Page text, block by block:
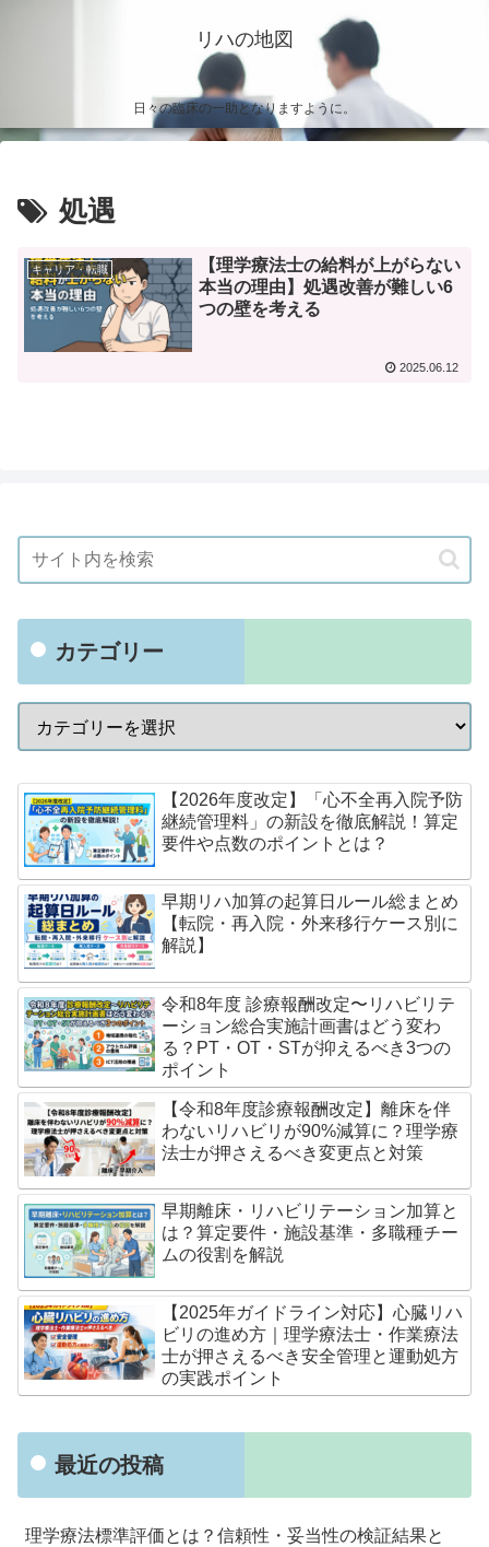
リハの地図
日々の臨床の一助となりますように。
処遇
キャリア・転職
【理学療法士の給料が上がらない
本当の理由】処遇改善が難しい6
つの壁を考える
2025.06.12
カテゴリー
【2026年度改定】「心不全再入院予防
継続管理料」の新設を徹底解説！算定
要件や点数のポイントとは？
早期リハ加算の起算日ルール総まとめ
【転院・再入院・外来移行ケース別に
解説】
令和8年度 診療報酬改定〜リハビリテ
ーション総合実施計画書はどう変わ
る？PT・OT・STが抑えるべき3つの
ポイント
【令和8年度診療報酬改定】離床を伴
わないリハビリが90%減算に？理学療
法士が押さえるべき変更点と対策
早期離床・リハビリテーション加算と
は？算定要件・施設基準・多職種チー
ムの役割を解説
【2025年ガイドライン対応】心臓リハ
ビリの進め方｜理学療法士・作業療法
士が押さえるべき安全管理と運動処方
の実践ポイント
最近の投稿
理学療法標準評価とは？信頼性・妥当性の検証結果と